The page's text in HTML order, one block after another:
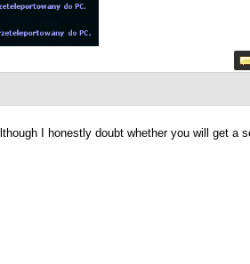
I honestly doubt whether you will get a